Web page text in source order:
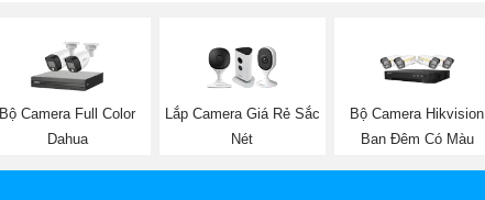
Bộ Camera Full Color
Dahua
Lắp Camera Giá Rẻ Sắc
Nét
Bộ Camera Hikvision
Ban Đêm Có Màu